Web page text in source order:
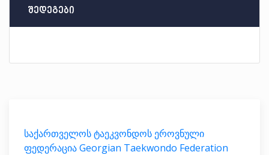
შედეგები
საქართველოს ტაეკვონდოს ეროვნული
ფედერაცია Georgian Taekwondo Federation